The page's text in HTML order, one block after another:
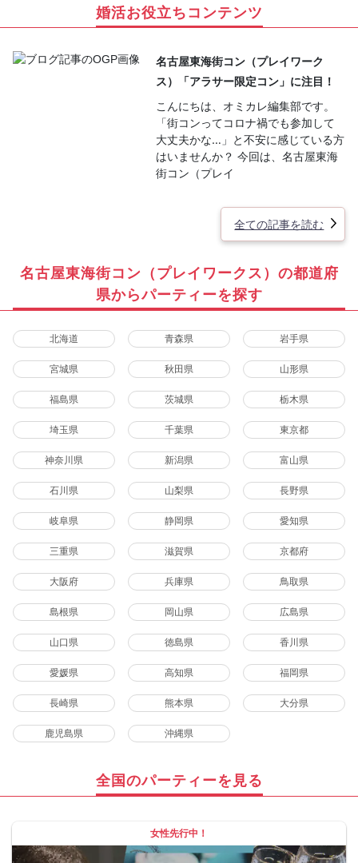
婚活お役立ちコンテンツ
名古屋東海街コン（プレイワーク
ス）「アラサー限定コン」に注目！
こんにちは、オミカレ編集部です。
「街コンってコロナ禍でも参加して
大丈夫かな…」と不安に感じている方
はいませんか？ 今回は、名古屋東海
街コン（プレイ
全ての記事を読む
名古屋東海街コン（プレイワークス）の都道府
県からパーティーを探す
北海道 青森県 岩手県
宮城県 秋田県 山形県
福島県 茨城県 栃木県
埼玉県 千葉県 東京都
神奈川県 新潟県 富山県
石川県 山梨県 長野県
岐阜県 静岡県 愛知県
三重県 滋賀県 京都府
大阪府 兵庫県 鳥取県
島根県 岡山県 広島県
山口県 徳島県 香川県
愛媛県 高知県 福岡県
長崎県 熊本県 大分県
鹿児島県 沖縄県
全国のパーティーを見る
女性先行中！